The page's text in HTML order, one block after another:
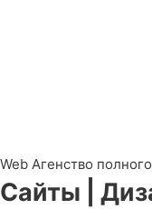
Web Агенство
Сайты